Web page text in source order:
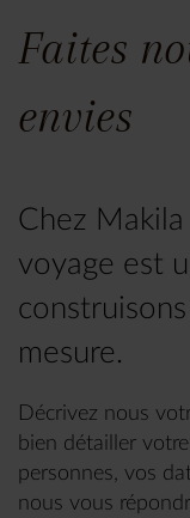
Faites
envies
Chez Makila
voyage est
mesure.
Décrivez nous
bien détailler
personnes, vos
nous vous